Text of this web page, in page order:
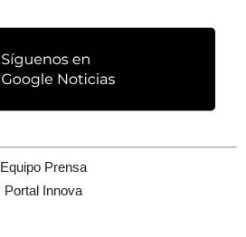
Equipo Prensa
Portal Innova